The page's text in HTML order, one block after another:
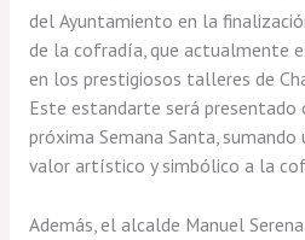
del Ayuntamiento en la
de la cofradía, que actualmente
en los prestigiosos talleres de
Este estandarte será
próxima Semana Santa,
valor artístico y simbólico a la
Además, el alcalde Manuel